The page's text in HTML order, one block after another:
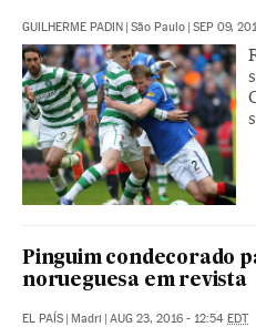
GUILHERME PADIN | São Paulo | SEP 09,
Pinguim condecorado
norueguesa em revista
EL PAÍS | Madri | AUG 23, 2016 - 12:54 EDT